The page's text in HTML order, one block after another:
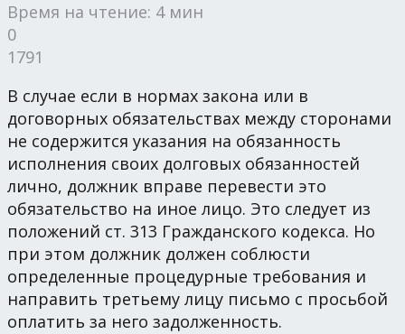
Время на чтение: 4 мин
0
1791
В случае если в нормах закона или в
договорных обязательствах между сторонами
не содержится указания на обязанность
исполнения своих долговых обязанностей
лично, должник вправе перевести это
обязательство на иное лицо. Это следует из
положений ст. 313 Гражданского кодекса. Но
при этом должник должен соблюсти
определенные процедурные требования и
направить третьему лицу письмо с просьбой
оплатить за него задолженность.